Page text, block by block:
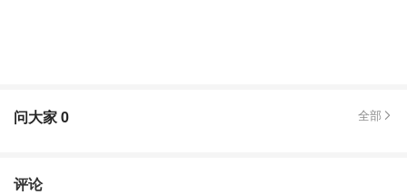
2024年薪酬榜首当属Shopify Inc.的托比·吕特克（Tobi
仅是“意思意思”的一美元。
问大家0 全部
评论